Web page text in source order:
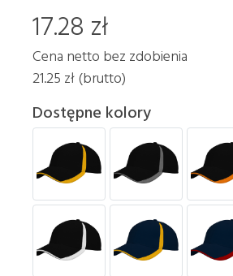
17.28 zł
Cena netto bez zdobienia
21.25 zł (brutto)
Dostępne kolory